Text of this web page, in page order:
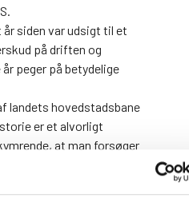
siden var udsigt til et
på driften og
peger på betydelige
landets hovedstadsbane
er et alvorligt
at man forsøger